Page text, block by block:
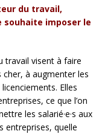
du travail,
souhaite imposer le
travail visent à faire
cher, à augmenter les
Elles
ce que l’on
les salarié·e·s aux
entreprises, quelle